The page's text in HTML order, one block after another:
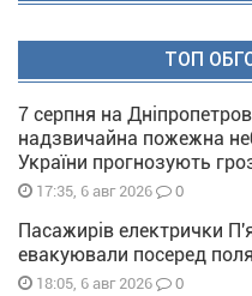
ТОП
7 серпня на
надзвичайна пожежна
України прогнозують
17:35, 6 авг 2026 0
Пасажирів електрички
евакуювали посеред
18:05, 6 авг 2026 0